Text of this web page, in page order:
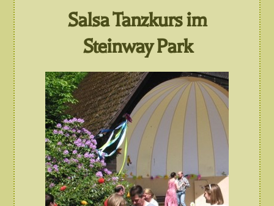
Salsa Tanzkurs im
Steinway Park